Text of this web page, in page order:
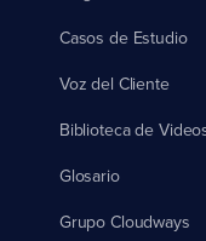
Casos de Estudio
Voz del Cliente
Biblioteca de
Glosario
Grupo Cloudways